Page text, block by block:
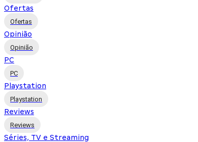
Ofertas
Ofertas
Opinião
Opinião
PC
PC
Playstation
Playstation
Reviews
Reviews
Séries, TV e Streaming